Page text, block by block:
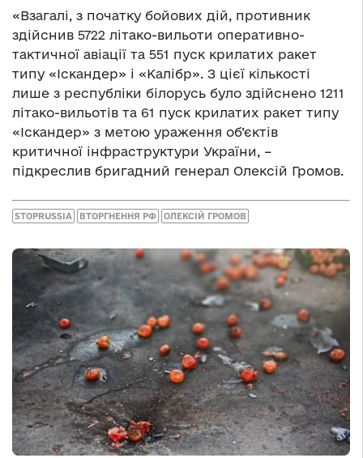
«Взагалі, з початку бойових дій, противник
здійснив 5722 літако-вильоти оперативно-
тактичної авіації та 551 пуск крилатих ракет
типу «Іскандер» і «Калібр». З цієї кількості
лише з республіки білорусь було здійснено 1211
літако-вильотів та 61 пуск крилатих ракет типу
«Іскандер» з метою ураження об’єктів
критичної інфраструктури України, –
підкреслив бригадний генерал Олексій Громов.
STOPRUSSIA ВТОРГНЕННЯ РФ ОЛЕКСІЙ ГРОМОВ